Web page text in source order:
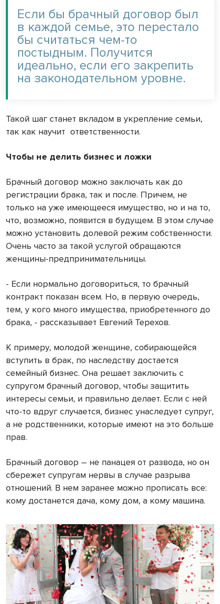
Если бы брачный договор был
в каждой семье, это перестало
бы считаться чем-то
постыдным. Получится
идеально, если его закрепить
на законодательном уровне.
Такой шаг станет вкладом в укрепление семьи,
так как научит ответственности.
Чтобы не делить бизнес и ложки
Брачный договор можно заключать как до
регистрации брака, так и после. Причем, не
только на уже имеющееся имущество, но и на то,
что, возможно, появится в будущем. В этом случае
можно установить долевой режим собственности.
Очень часто за такой услугой обращаются
женщины-предпринимательницы.
- Если нормально договориться, то брачный
контракт показан всем. Но, в первую очередь,
тем, у кого много имущества, приобретенного до
брака, - рассказывает Евгений Терехов.
К примеру, молодой женщине, собирающейся
вступить в брак, по наследству достается
семейный бизнес. Она решает заключить с
супругом брачный договор, чтобы защитить
интересы семьи, и правильно делает. Если с ней
что-то вдруг случается, бизнес унаследует супруг,
а не родственники, которые имеют на это больше
прав.
Брачный договор – не панацея от развода, но он
сбережет супругам нервы в случае разрыва
отношений. В нем заранее можно прописать все:
кому достанется дача, кому дом, а кому машина.